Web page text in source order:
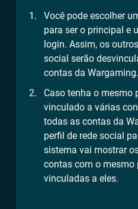
Você pode escolher
para ser o principal e
login. Assim, os
social serão
contas da Wargaming.
Caso tenha o mesmo
vinculado a várias
todas as contas da
perfil de rede social
sistema vai mostrar
contas com o mesmo
vinculadas a eles.